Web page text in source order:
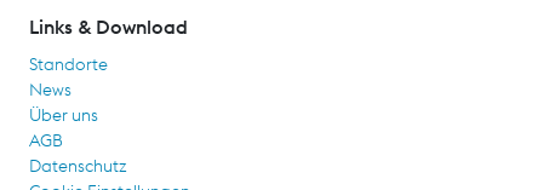
Links & Download
Standorte
News
Über uns
AGB
Datenschutz